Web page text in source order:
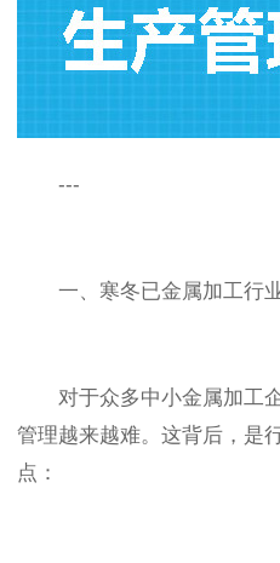
---
一、寒冬已金属加工行业
对于众多中小金属加工企
管理越来越难。这背后，是
点：